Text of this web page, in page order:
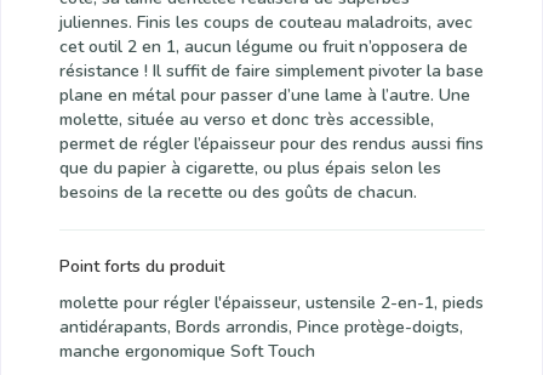
juliennes. Finis les coups de couteau maladroits, avec
cet outil 2 en 1, aucun légume ou fruit n’opposera de
résistance ! Il suffit de faire simplement pivoter la base
plane en métal pour passer d’une lame à l’autre. Une
molette, située au verso et donc très accessible,
permet de régler l’épaisseur pour des rendus aussi fins
que du papier à cigarette, ou plus épais selon les
besoins de la recette ou des goûts de chacun.
Point forts du produit
molette pour régler l'épaisseur, ustensile 2-en-1, pieds
antidérapants, Bords arrondis, Pince protège-doigts,
manche ergonomique Soft Touch